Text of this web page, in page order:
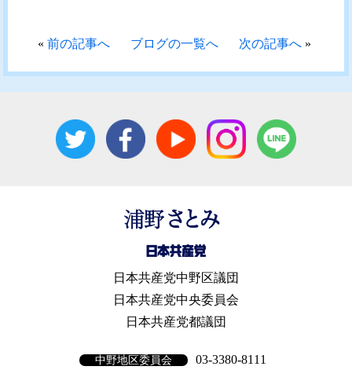
«前の記事へ ブログの一覧へ 次の記事へ»
日本共産党中野区議団
日本共産党中央委員会
日本共産党都議団
中野地区委員会 03-3380-8111